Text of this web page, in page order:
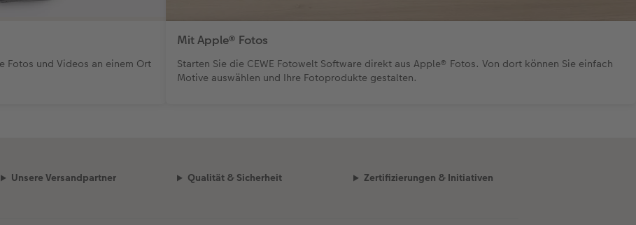
Fotos und Videos an einem Ort
Mit Apple® Fotos
Starten Sie die CEWE Fotowelt Software direkt aus Apple® Fotos. Von dort können Sie einfach
Motive auswählen und Ihre Fotoprodukte gestalten.
Unsere Versandpartner Qualität & Sicherheit Zertifizierungen & Initiativen